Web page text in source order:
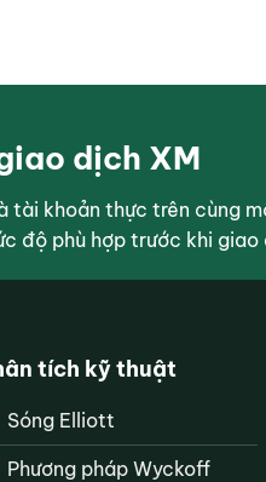
dịch XM
tài khoản thực trên cùng
độ phù hợp trước khi giao
tích kỹ thuật
Sóng Elliott
Phương pháp Wyckoff